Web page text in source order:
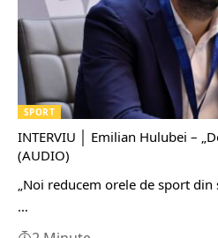
SPORT
INTERVIU │ Emilian Hulubei –
(AUDIO)
„Noi reducem orele de sport
…